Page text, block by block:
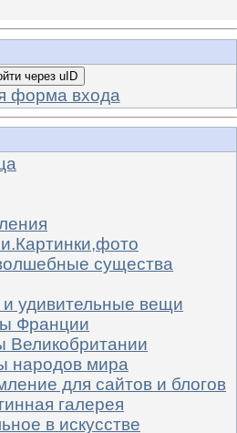
через uID
форма входа
существа
удивительные вещи
Франции
народов мира
для сайтов и блогов
галерея
в искусстве